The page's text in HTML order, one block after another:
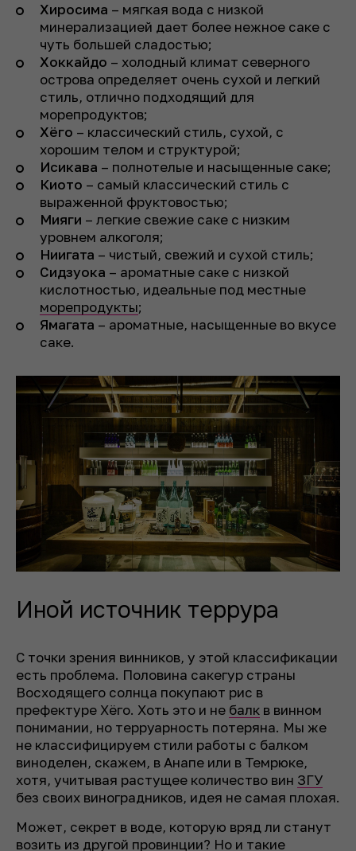
Хиросима – мягкая вода с низкой
минерализацией дает более нежное саке с
чуть большей сладостью;
Хоккайдо – холодный климат северного
острова определяет очень сухой и легкий
стиль, отлично подходящий для
морепродуктов;
Хёго – классический стиль, сухой, с
хорошим телом и структурой;
Исикава – полнотелые и насыщенные саке;
Киото – самый классический стиль с
выраженной фруктовостью;
Мияги – легкие свежие саке с низким
уровнем алкоголя;
Ниигата – чистый, свежий и сухой стиль;
Сидзуока – ароматные саке с низкой
кислотностью, идеальные под местные
морепродукты;
Ямагата – ароматные, насыщенные во вкусе
саке.
Иной источник террура
С точки зрения винников, у этой классификации
есть проблема. Половина сакегур страны
Восходящего солнца покупают рис в
префектуре Хёго. Хоть это и не балк в винном
понимании, но терруарность потеряна. Мы же
не классифицируем стили работы с балком
виноделен, скажем, в Анапе или в Темрюке,
хотя, учитывая растущее количество вин ЗГУ
без своих виноградников, идея не самая плохая.
Может, секрет в воде, которую вряд ли станут
возить из другой провинции? Но и такие